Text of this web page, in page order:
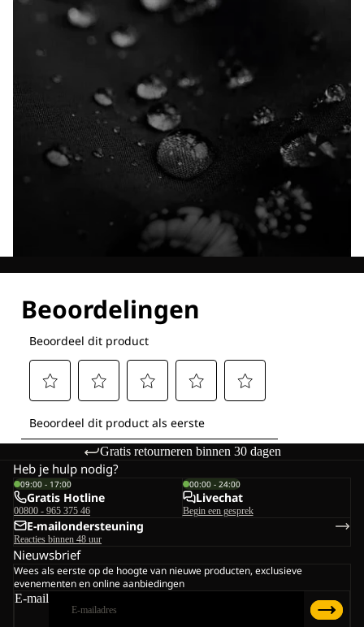
Gratis retourneren binnen 30 dagen
Heb je hulp nodig?
09:00 - 17:00
Gratis Hotline
00800 - 965 375 46
00:00 - 24:00
Livechat
Begin een gesprek
E-mailondersteuning
Reacties binnen 48 uur
Nieuwsbrief
Wees als eerste op de hoogte van nieuwe producten, exclusieve
evenementen en online aanbiedingen
E-mail